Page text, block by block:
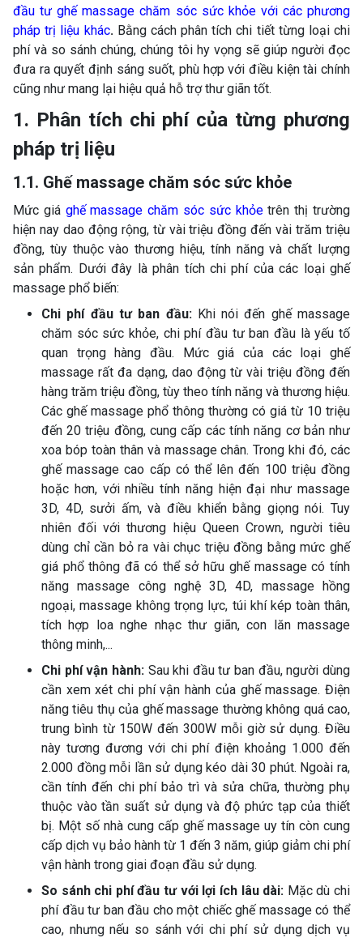
đầu tư ghế massage chăm sóc sức khỏe với các phương
pháp trị liệu khác.Bằng cách phân tích chi tiết từng loại chi
phí và so sánh chúng, chúng tôi hy vọng sẽ giúp người đọc
đưa ra quyết định sáng suốt, phù hợp với điều kiện tài chính
cũng như mang lại hiệu quả hỗ trợ thư giãn tốt.
1. Phân tích chi phí của từng phương
pháp trị liệu
1.1. Ghế massage chăm sóc sức khỏe
Mức giághế massage chăm sóc sức khỏetrên thị trường
hiện nay dao động rộng, từ vài triệu đồng đến vài trăm triệu
đồng, tùy thuộc vào thương hiệu, tính năng và chất lượng
sản phẩm. Dưới đây là phân tích chi phí của các loại ghế
massage phổ biến:
Chi phí đầu tư ban đầu: Khi nói đến ghế massage
chăm sóc sức khỏe, chi phí đầu tư ban đầu là yếu tố
quan trọng hàng đầu. Mức giá của các loại ghế
massage rất đa dạng, dao động từ vài triệu đồng đến
hàng trăm triệu đồng, tùy theo tính năng và thương hiệu.
Các ghế massage phổ thông thường có giá từ 10 triệu
đến 20 triệu đồng, cung cấp các tính năng cơ bản như
xoa bóp toàn thân và massage chân. Trong khi đó, các
ghế massage cao cấp có thể lên đến 100 triệu đồng
hoặc hơn, với nhiều tính năng hiện đại như massage
3D, 4D, sưởi ấm, và điều khiển bằng giọng nói. Tuy
nhiên đối với thương hiệu Queen Crown, người tiêu
dùng chỉ cần bỏ ra vài chục triệu đồng bằng mức ghế
giá phổ thông đã có thể sở hữu ghế massage có tính
năng massage công nghệ 3D, 4D, massage hồng
ngoại, massage không trọng lực, túi khí kép toàn thân,
tích hợp loa nghe nhạc thư giãn, con lăn massage
thông minh,...
Chi phí vận hành: Sau khi đầu tư ban đầu, người dùng
cần xem xét chi phí vận hành của ghế massage. Điện
năng tiêu thụ của ghế massage thường không quá cao,
trung bình từ 150W đến 300W mỗi giờ sử dụng. Điều
này tương đương với chi phí điện khoảng 1.000 đến
2.000 đồng mỗi lần sử dụng kéo dài 30 phút. Ngoài ra,
cần tính đến chi phí bảo trì và sửa chữa, thường phụ
thuộc vào tần suất sử dụng và độ phức tạp của thiết
bị. Một số nhà cung cấp ghế massage uy tín còn cung
cấp dịch vụ bảo hành từ 1 đến 3 năm, giúp giảm chi phí
vận hành trong giai đoạn đầu sử dụng.
So sánh chi phí đầu tư với lợi ích lâu dài: Mặc dù chi
phí đầu tư ban đầu cho một chiếc ghế massage có thể
cao, nhưng nếu so sánh với chi phí sử dụng dịch vụ